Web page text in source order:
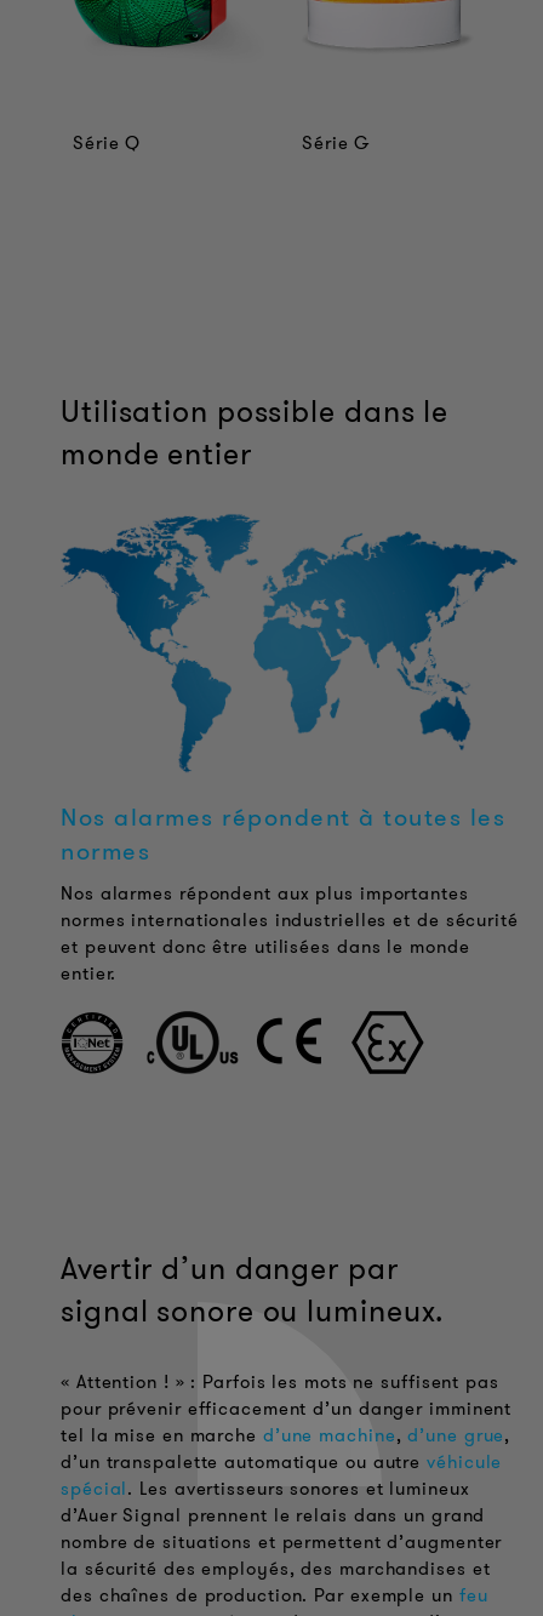
Série Q Série G
Utilisation possible dans le
monde entier
Nos alarmes répondent à toutes les
normes
Nos alarmes répondent aux plus importantes
normes internationales industrielles et de sécurité
et peuvent donc être utilisées dans le monde
entier.
Avertir d’un danger par
signal sonore ou lumineux.
« Attention ! » : Parfois les mots ne suffisent pas
pour prévenir efficacement d’un danger imminent
tel la mise en marche d’une machine,d’une grue,
d’un transpalette automatique ou autrevéhicule
spécial. Les avertisseurs sonores et lumineux
d’Auer Signal prennent le relais dans un grand
nombre de situations et permettent d’augmenter
la sécurité des employés, des marchandises et
des chaînes de production. Par exemple un feu